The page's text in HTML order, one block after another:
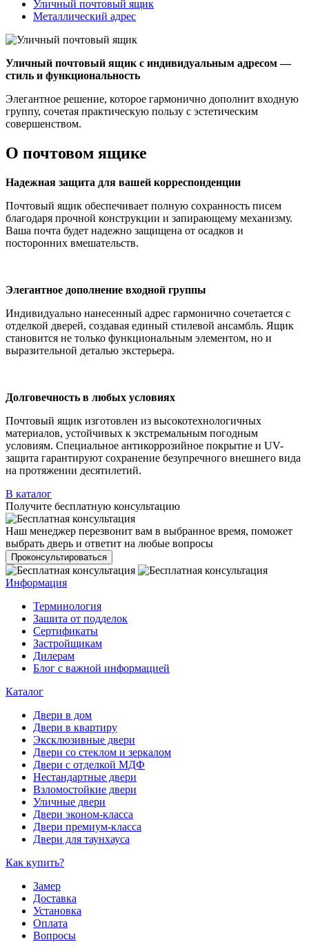
Уличный почтовый ящик
Металлический адрес
Уличный почтовый ящик с индивидуальным адресом —
стиль и функциональность
Элегантное решение, которое гармонично дополнит входную
группу, сочетая практическую пользу с эстетическим
совершенством.
О почтовом ящике
Надежная защита для вашей корреспонденции
Почтовый ящик обеспечивает полную сохранность писем
благодаря прочной конструкции и запирающему механизму.
Ваша почта будет надежно защищена от осадков и
посторонних вмешательств.
Элегантное дополнение входной группы
Индивидуально нанесенный адрес гармонично сочетается с
отделкой дверей, создавая единый стилевой ансамбль. Ящик
становится не только функциональным элементом, но и
выразительной деталью экстерьера.
Долговечность в любых условиях
Почтовый ящик изготовлен из высокотехнологичных
материалов, устойчивых к экстремальным погодным
условиям. Специальное антикоррозийное покрытие и UV-
защита гарантируют сохранение безупречного внешнего вида
на протяжении десятилетий.
В каталог
Получите бесплатную консультацию
Наш менеджер перезвонит вам в выбранное время, поможет
выбрать дверь и ответит на любые вопросы
Проконсультироваться
Информация
Терминология
Зашита от подделок
Сертификаты
Застройщикам
Дилерам
Блог с важной информацией
Каталог
Двери в дом
Двери в квартиру
Эксклюзивные двери
Двери со стеклом и зеркалом
Двери с отделкой МДФ
Нестандартные двери
Взломостойкие двери
Уличные двери
Двери эконом-класса
Двери премиум-класса
Двери для таунхауса
Как купить?
Замер
Доставка
Установка
Оплата
Вопросы